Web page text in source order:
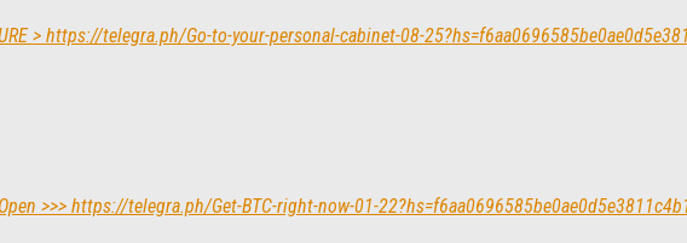
> https://telegra.ph/Go-to-your-personal-cabinet-08-
>>> https://telegra.ph/Get-BTC-right-now-01-